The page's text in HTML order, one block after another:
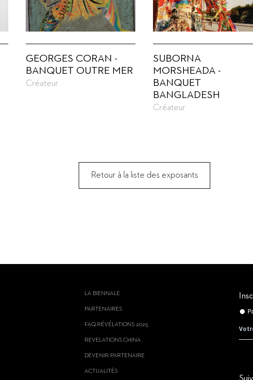
GEORGES CORAN -
BANQUET OUTRE MER
Créateur
SUBORNA
MORSHEADA -
BANQUET
BANGLADESH
Créateur
Retour à la liste des exposants
LA BIENNALE
PARTENAIRES
FAQ RÉVÉLATIONS 2025
REVELATIONS CHINA
DEVENIR PARTENAIRE
ACTUALITÉS